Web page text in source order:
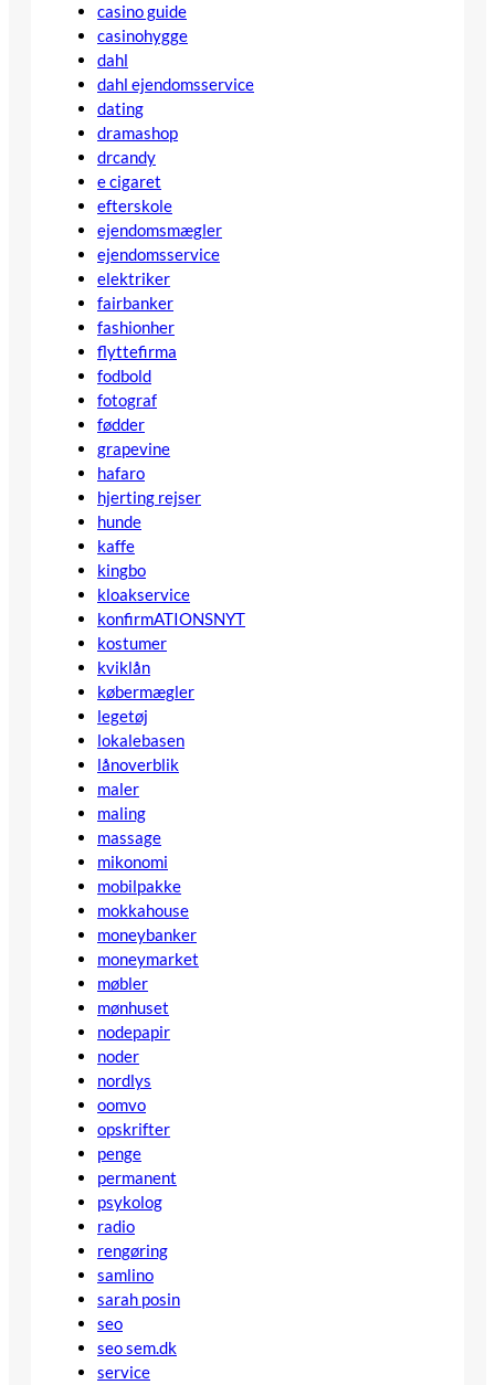
casino guide
casinohygge
dahl
dahl ejendomsservice
dating
dramashop
drcandy
e cigaret
efterskole
ejendomsmægler
ejendomsservice
elektriker
fairbanker
fashionher
flyttefirma
fodbold
fotograf
fødder
grapevine
hafaro
hjerting rejser
hunde
kaffe
kingbo
kloakservice
konfirmATIONSNYT
kostumer
kviklån
købermægler
legetøj
lokalebasen
lånoverblik
maler
maling
massage
mikonomi
mobilpakke
mokkahouse
moneybanker
moneymarket
møbler
mønhuset
nodepapir
noder
nordlys
oomvo
opskrifter
penge
permanent
psykolog
radio
rengøring
samlino
sarah posin
seo
seo sem.dk
service